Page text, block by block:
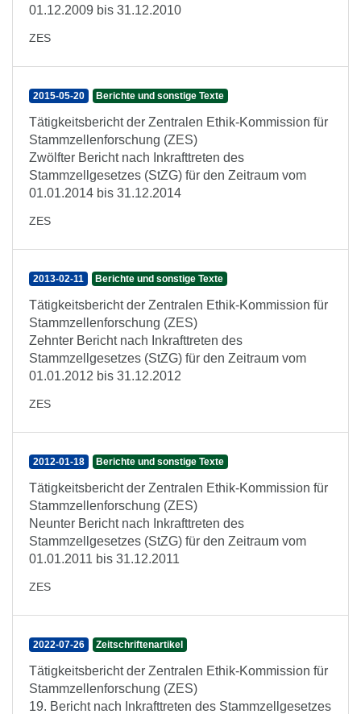
01.12.2009 bis 31.12.2010
ZES
2015-05-20 Berichte und sonstige Texte
Tätigkeitsbericht der Zentralen Ethik-Kommission für
Stammzellenforschung (ZES)
Zwölfter Bericht nach Inkrafttreten des
Stammzellgesetzes (StZG) für den Zeitraum vom
01.01.2014 bis 31.12.2014
ZES
2013-02-11 Berichte und sonstige Texte
Tätigkeitsbericht der Zentralen Ethik-Kommission für
Stammzellenforschung (ZES)
Zehnter Bericht nach Inkrafttreten des
Stammzellgesetzes (StZG) für den Zeitraum vom
01.01.2012 bis 31.12.2012
ZES
2012-01-18 Berichte und sonstige Texte
Tätigkeitsbericht der Zentralen Ethik-Kommission für
Stammzellenforschung (ZES)
Neunter Bericht nach Inkrafttreten des
Stammzellgesetzes (StZG) für den Zeitraum vom
01.01.2011 bis 31.12.2011
ZES
2022-07-26 Zeitschriftenartikel
Tätigkeitsbericht der Zentralen Ethik-Kommission für
Stammzellenforschung (ZES)
19. Bericht nach Inkrafttreten des Stammzellgesetzes